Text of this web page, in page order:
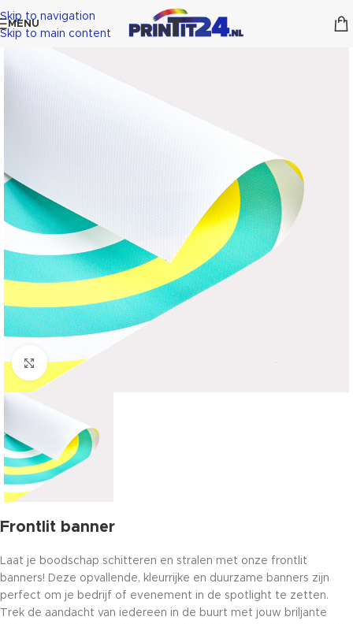
Skip to navigation
Skip to main content
MENU
Click to enlarge
Frontlit banner
Laat je boodschap schitteren en stralen met onze frontlit
banners! Deze opvallende, kleurrijke en duurzame banners zijn
perfect om je bedrijf of evenement in de spotlight te zetten.
Trek de aandacht van iedereen in de buurt met jouw briljante